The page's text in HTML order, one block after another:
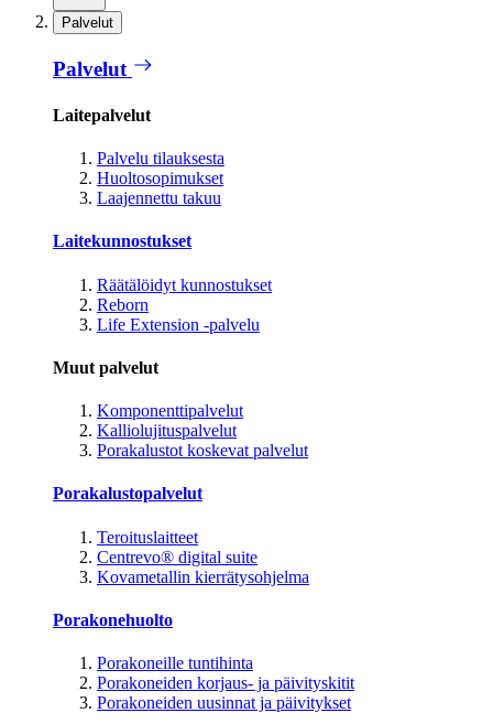
Palvelut
Palvelut
Laitepalvelut
Palvelu tilauksesta
Huoltosopimukset
Laajennettu takuu
Laitekunnostukset
Räätälöidyt kunnostukset
Reborn
Life Extension -palvelu
Muut palvelut
Komponenttipalvelut
Kalliolujituspalvelut
Porakalustot koskevat palvelut
Porakalustopalvelut
Teroituslaitteet
Centrevo® digital suite
Kovametallin kierrätysohjelma
Porakonehuolto
Porakoneille tuntihinta
Porakoneiden korjaus- ja päivityskitit
Porakoneiden uusinnat ja päivitykset